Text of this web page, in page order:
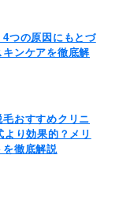
つの原因にもとづ
ンケアを徹底解
おすすめクリニ
より効果的？メリ
を徹底解説